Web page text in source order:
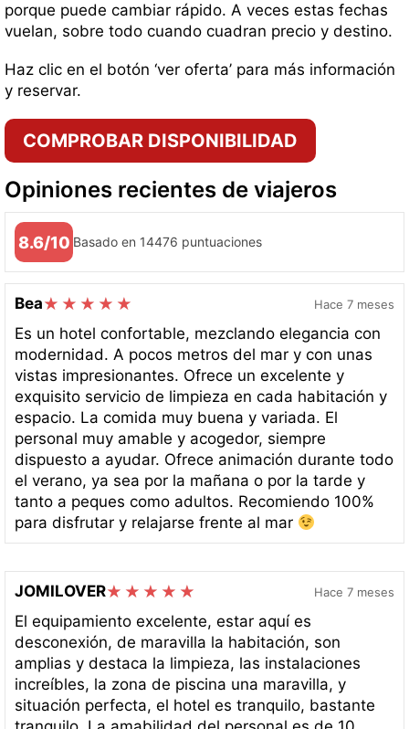
porque puede cambiar rápido. A veces estas fechas
vuelan, sobre todo cuando cuadran precio y destino.
Haz clic en el botón ‘ver oferta’ para más información
y reservar.
COMPROBAR DISPONIBILIDAD
Opiniones recientes de viajeros
8.6/10 Basado en 14476 puntuaciones
Bea Hace 7 meses
Es un hotel confortable, mezclando elegancia con
modernidad. A pocos metros del mar y con unas
vistas impresionantes. Ofrece un excelente y
exquisito servicio de limpieza en cada habitación y
espacio. La comida muy buena y variada. El
personal muy amable y acogedor, siempre
dispuesto a ayudar. Ofrece animación durante todo
el verano, ya sea por la mañana o por la tarde y
tanto a peques como adultos. Recomiendo 100%
para disfrutar y relajarse frente al mar
JOMILOVER Hace 7 meses
El equipamiento excelente, estar aquí es
desconexión, de maravilla la habitación, son
amplias y destaca la limpieza, las instalaciones
increíbles, la zona de piscina una maravilla, y
situación perfecta, el hotel es tranquilo, bastante